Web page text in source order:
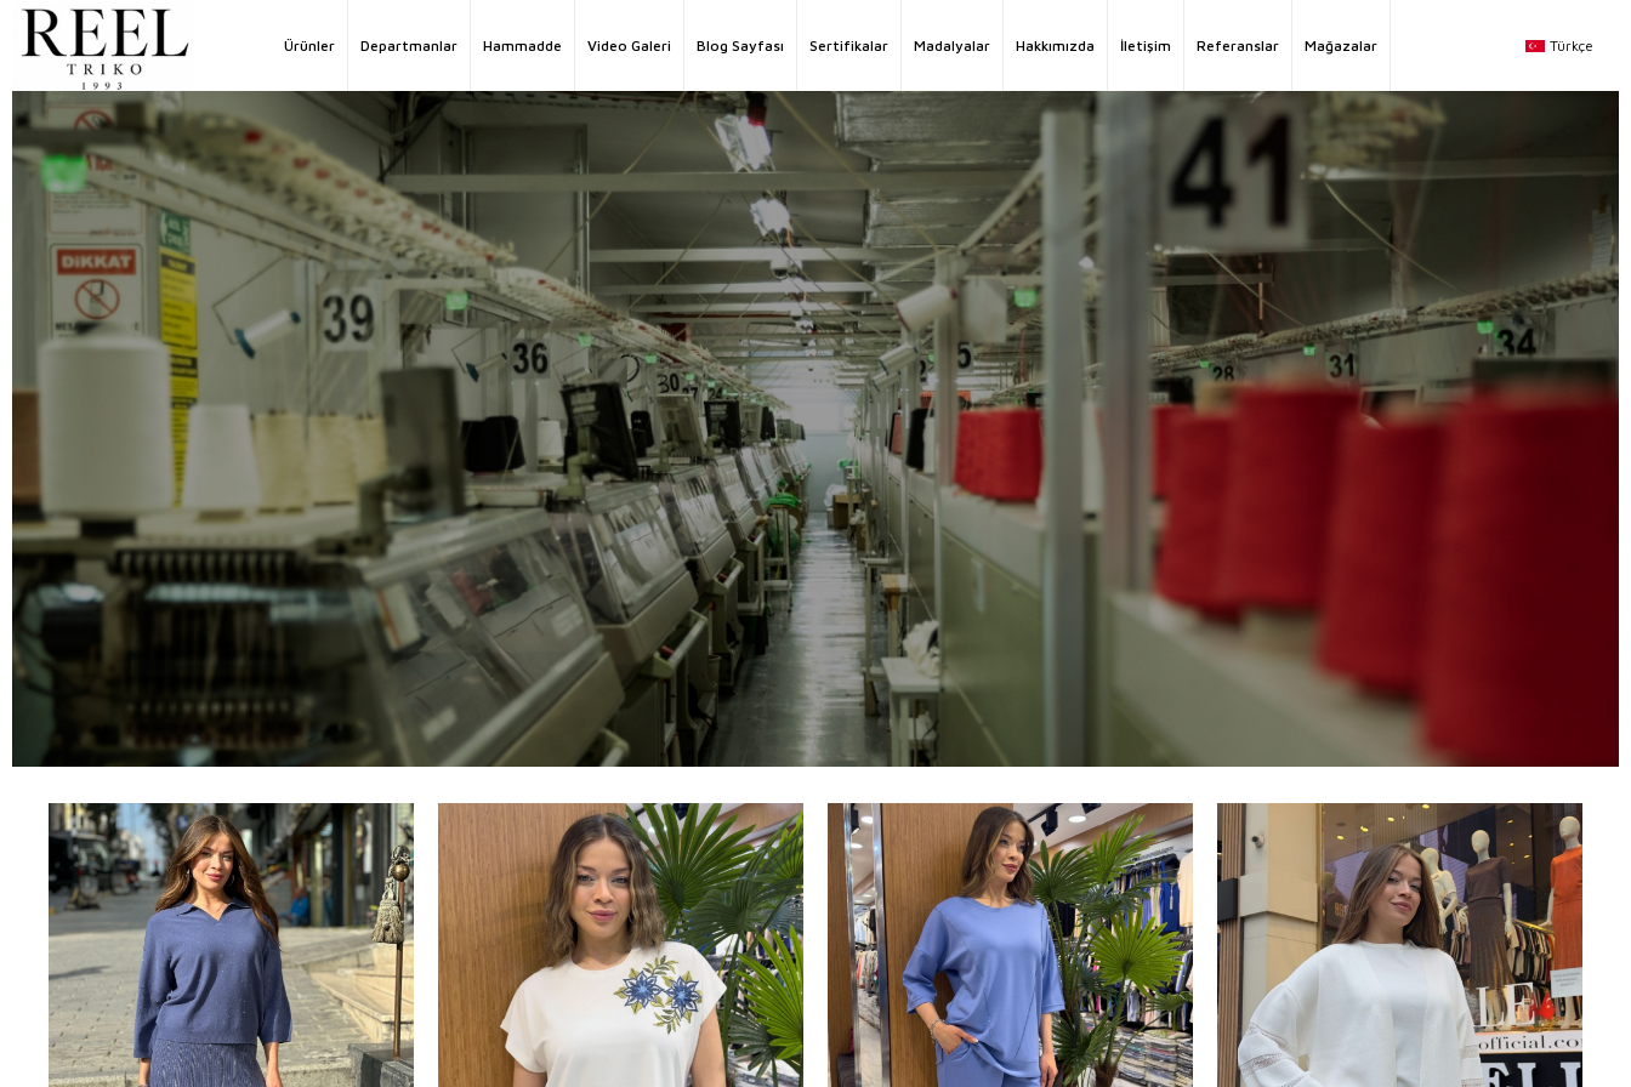
Ürünler Departmanlar Hammadde Video Galeri Blog Sayfası Sertifikalar Madalyalar Hakkımızda İletişim Referanslar Mağazalar Türkçe